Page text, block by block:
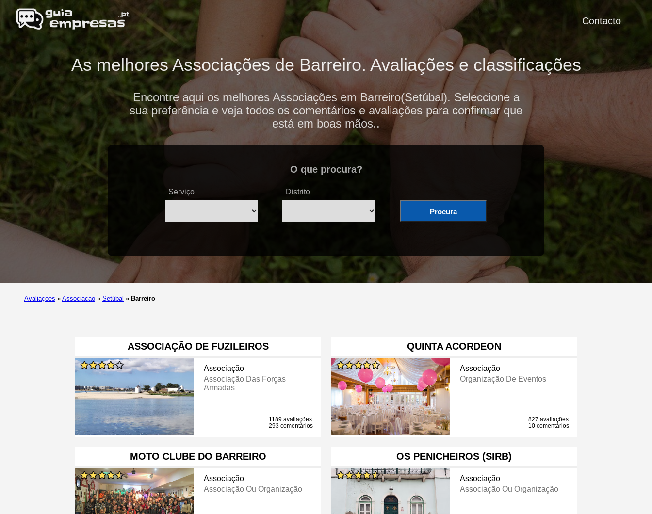
Contacto
As melhores Associações de Barreiro. Avaliações e classificações
Encontre aqui os melhores Associações em Barreiro(Setúbal). Seleccione a
sua preferência e veja todos os comentários e avaliações para confirmar que
está em boas mãos..
O que procura?
Serviço Distrito
Procura
Avaliaçoes » Associacao » Setúbal » Barreiro
ASSOCIAÇÃO DE FUZILEIROS
Associação
Associação Das Forças
Armadas
1189 avaliações
293 comentários
QUINTA ACORDEON
Associação
Organização De Eventos
827 avaliações
10 comentários
MOTO CLUBE DO BARREIRO
Associação
Associação Ou Organização
OS PENICHEIROS (SIRB)
Associação
Associação Ou Organização